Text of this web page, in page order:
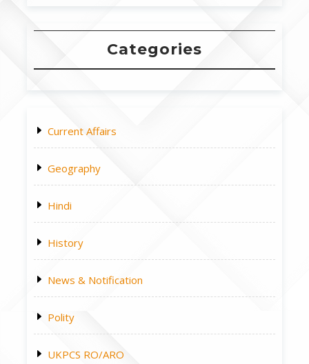
Categories
Current Affairs
Geography
Hindi
History
News & Notification
Polity
UKPCS RO/ARO